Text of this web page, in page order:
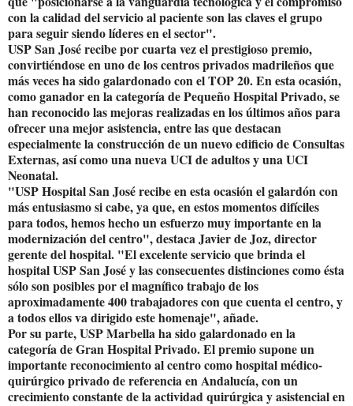
con la calidad del servicio al paciente son las claves el grupo
para seguir siendo líderes en el sector".
USP San José recibe por cuarta vez el prestigioso premio,
convirtiéndose en uno de los centros privados madrileños que
más veces ha sido galardonado con el TOP 20. En esta ocasión,
como ganador en la categoría de Pequeño Hospital Privado, se
han reconocido las mejoras realizadas en los últimos años para
ofrecer una mejor asistencia, entre las que destacan
especialmente la construcción de un nuevo edificio de Consultas
Externas, así como una nueva UCI de adultos y una UCI
Neonatal.
"USP Hospital San José recibe en esta ocasión el galardón con
más entusiasmo si cabe, ya que, en estos momentos difíciles
para todos, hemos hecho un esfuerzo muy importante en la
modernización del centro", destaca Javier de Joz, director
gerente del hospital. "El excelente servicio que brinda el
hospital USP San José y las consecuentes distinciones como ésta
sólo son posibles por el magnífico trabajo de los
aproximadamente 400 trabajadores con que cuenta el centro, y
a todos ellos va dirigido este homenaje", añade.
Por su parte, USP Marbella ha sido galardonado en la
categoría de Gran Hospital Privado. El premio supone un
importante reconocimiento al centro como hospital médico-
quirúrgico privado de referencia en Andalucía, con un
crecimiento constante de la actividad quirúrgica y asistencial en